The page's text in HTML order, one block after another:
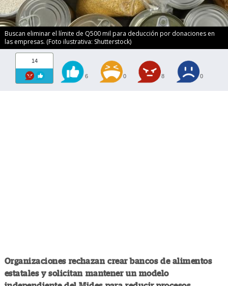
Buscan eliminar el límite de Q500 mil para deducción por donaciones en
las empresas. (Foto ilustrativa: Shutterstock)
14
6 0 8 0
Organizaciones rechazan crear bancos de alimentos
estatales y solicitan mantener un modelo